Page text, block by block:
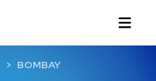
BOMBAY